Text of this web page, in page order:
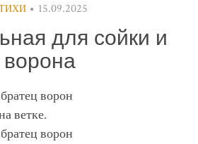
15.09.2025
для сойки и
ворона
ворон
ветке.
ворон